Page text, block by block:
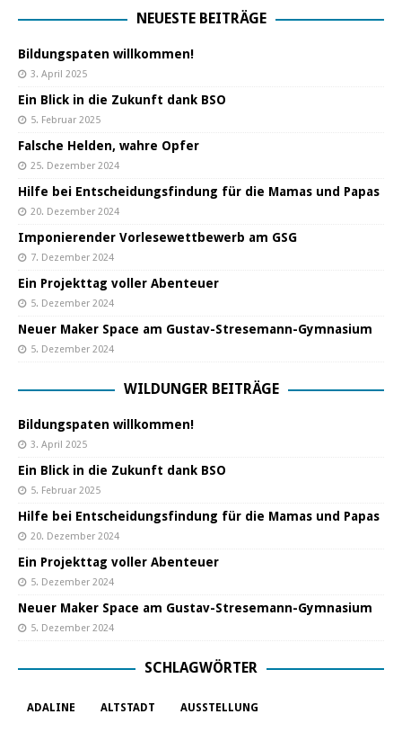
NEUESTE BEITRÄGE
Bildungspaten willkommen!
3. April 2025
Ein Blick in die Zukunft dank BSO
5. Februar 2025
Falsche Helden, wahre Opfer
25. Dezember 2024
Hilfe bei Entscheidungsfindung für die Mamas und Papas
20. Dezember 2024
Imponierender Vorlesewettbewerb am GSG
7. Dezember 2024
Ein Projekttag voller Abenteuer
5. Dezember 2024
Neuer Maker Space am Gustav-Stresemann-Gymnasium
5. Dezember 2024
WILDUNGER BEITRÄGE
Bildungspaten willkommen!
3. April 2025
Ein Blick in die Zukunft dank BSO
5. Februar 2025
Hilfe bei Entscheidungsfindung für die Mamas und Papas
20. Dezember 2024
Ein Projekttag voller Abenteuer
5. Dezember 2024
Neuer Maker Space am Gustav-Stresemann-Gymnasium
5. Dezember 2024
SCHLAGWÖRTER
ADALINE ALTSTADT AUSSTELLUNG